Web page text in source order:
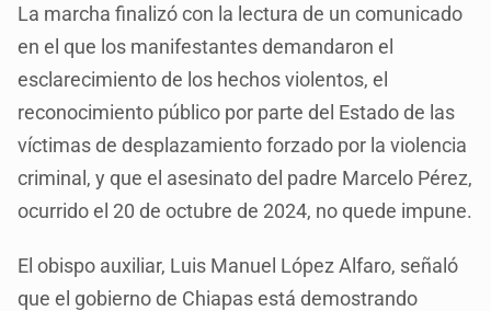
La marcha finalizó con la lectura de un comunicado
en el que los manifestantes demandaron el
esclarecimiento de los hechos violentos, el
reconocimiento público por parte del Estado de las
víctimas de desplazamiento forzado por la violencia
criminal, y que el asesinato del padre Marcelo Pérez,
ocurrido el 20 de octubre de 2024, no quede impune.
El obispo auxiliar, Luis Manuel López Alfaro, señaló
que el gobierno de Chiapas está demostrando